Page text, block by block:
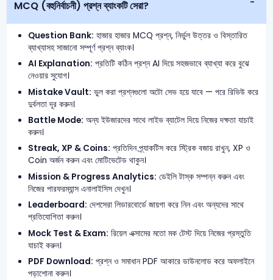
MCQ (বহুনির্বাচনী) প্রশ্ন ব্যাংকটি সেরা?
Question Bank: হাজার হাজার MCQ প্রশ্ন, নির্ভুল উত্তর ও বিস্তারিত
ব্যাখ্যাসহ সাজানো সম্পূর্ণ প্রশ্ন ব্যাংক।
AI Explanation: প্রতিটি কঠিন প্রশ্ন AI দিয়ে সহজভাবে ব্যাখ্যা করে বুঝে
নেওয়ার সুযোগ।
Mistake Vault: ভুল করা প্রশ্নগুলো অটো সেভ হয়ে যাবে — পরে রিভিউ করে
দুর্বলতা দূর করুন।
Battle Mode: অন্য ইউজারদের সাথে লাইভ ব্যাটেল দিয়ে নিজের দক্ষতা যাচাই
করুন।
Streak, XP & Coins: প্রতিদিন প্র্যাকটিস করে স্ট্রিক বজায় রাখুন, XP ও
Coin অর্জন করুন এবং মোটিভেটেড থাকুন।
Mission & Progress Analytics: ডেইলি টাস্ক সম্পন্ন করুন এবং
নিজের পারফরম্যান্স এনালাইসিস দেখুন।
Leaderboard: দেশসেরা লিডারবোর্ডে জায়গা করে নিন এবং অন্যদের সাথে
প্রতিযোগিতা করুন।
Mock Test & Exam: রিয়েল এক্সামের মতো মক টেস্ট দিয়ে নিজের প্রস্তুতি
যাচাই করুন।
PDF Download: প্রশ্ন ও সমাধান PDF আকারে ডাউনলোড করে অফলাইনে
পড়াশোনা করুন।